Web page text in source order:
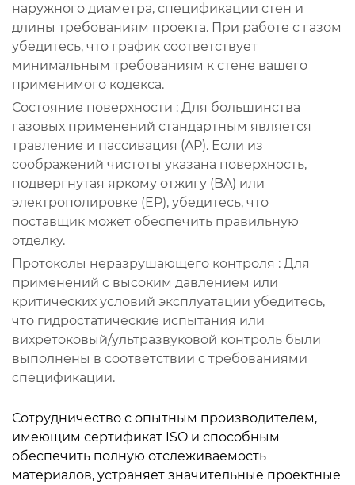
наружного диаметра, спецификации стен и
длины требованиям проекта. При работе с газом
убедитесь, что график соответствует
минимальным требованиям к стене вашего
применимого кодекса.
Состояние поверхности : Для большинства
газовых применений стандартным является
травление и пассивация (AP). Если из
соображений чистоты указана поверхность,
подвергнутая яркому отжигу (BA) или
электрополировке (EP), убедитесь, что
поставщик может обеспечить правильную
отделку.
Протоколы неразрушающего контроля : Для
применений с высоким давлением или
критических условий эксплуатации убедитесь,
что гидростатические испытания или
вихретоковый/ультразвуковой контроль были
выполнены в соответствии с требованиями
спецификации.
Сотрудничество с опытным производителем,
имеющим сертификат ISO и способным
обеспечить полную отслеживаемость
материалов, устраняет значительные проектные